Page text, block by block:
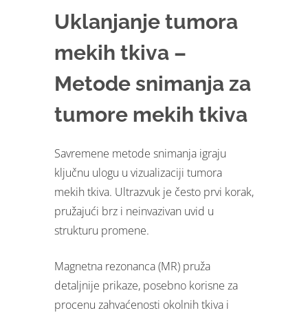
Uklanjanje tumora
mekih tkiva –
Metode snimanja za
tumore mekih tkiva
Savremene metode snimanja igraju
ključnu ulogu u vizualizaciji tumora
mekih tkiva. Ultrazvuk je često prvi korak,
pružajući brz i neinvazivan uvid u
strukturu promene.
Magnetna rezonanca (MR) pruža
detaljnije prikaze, posebno korisne za
procenu zahvaćenosti okolnih tkiva i